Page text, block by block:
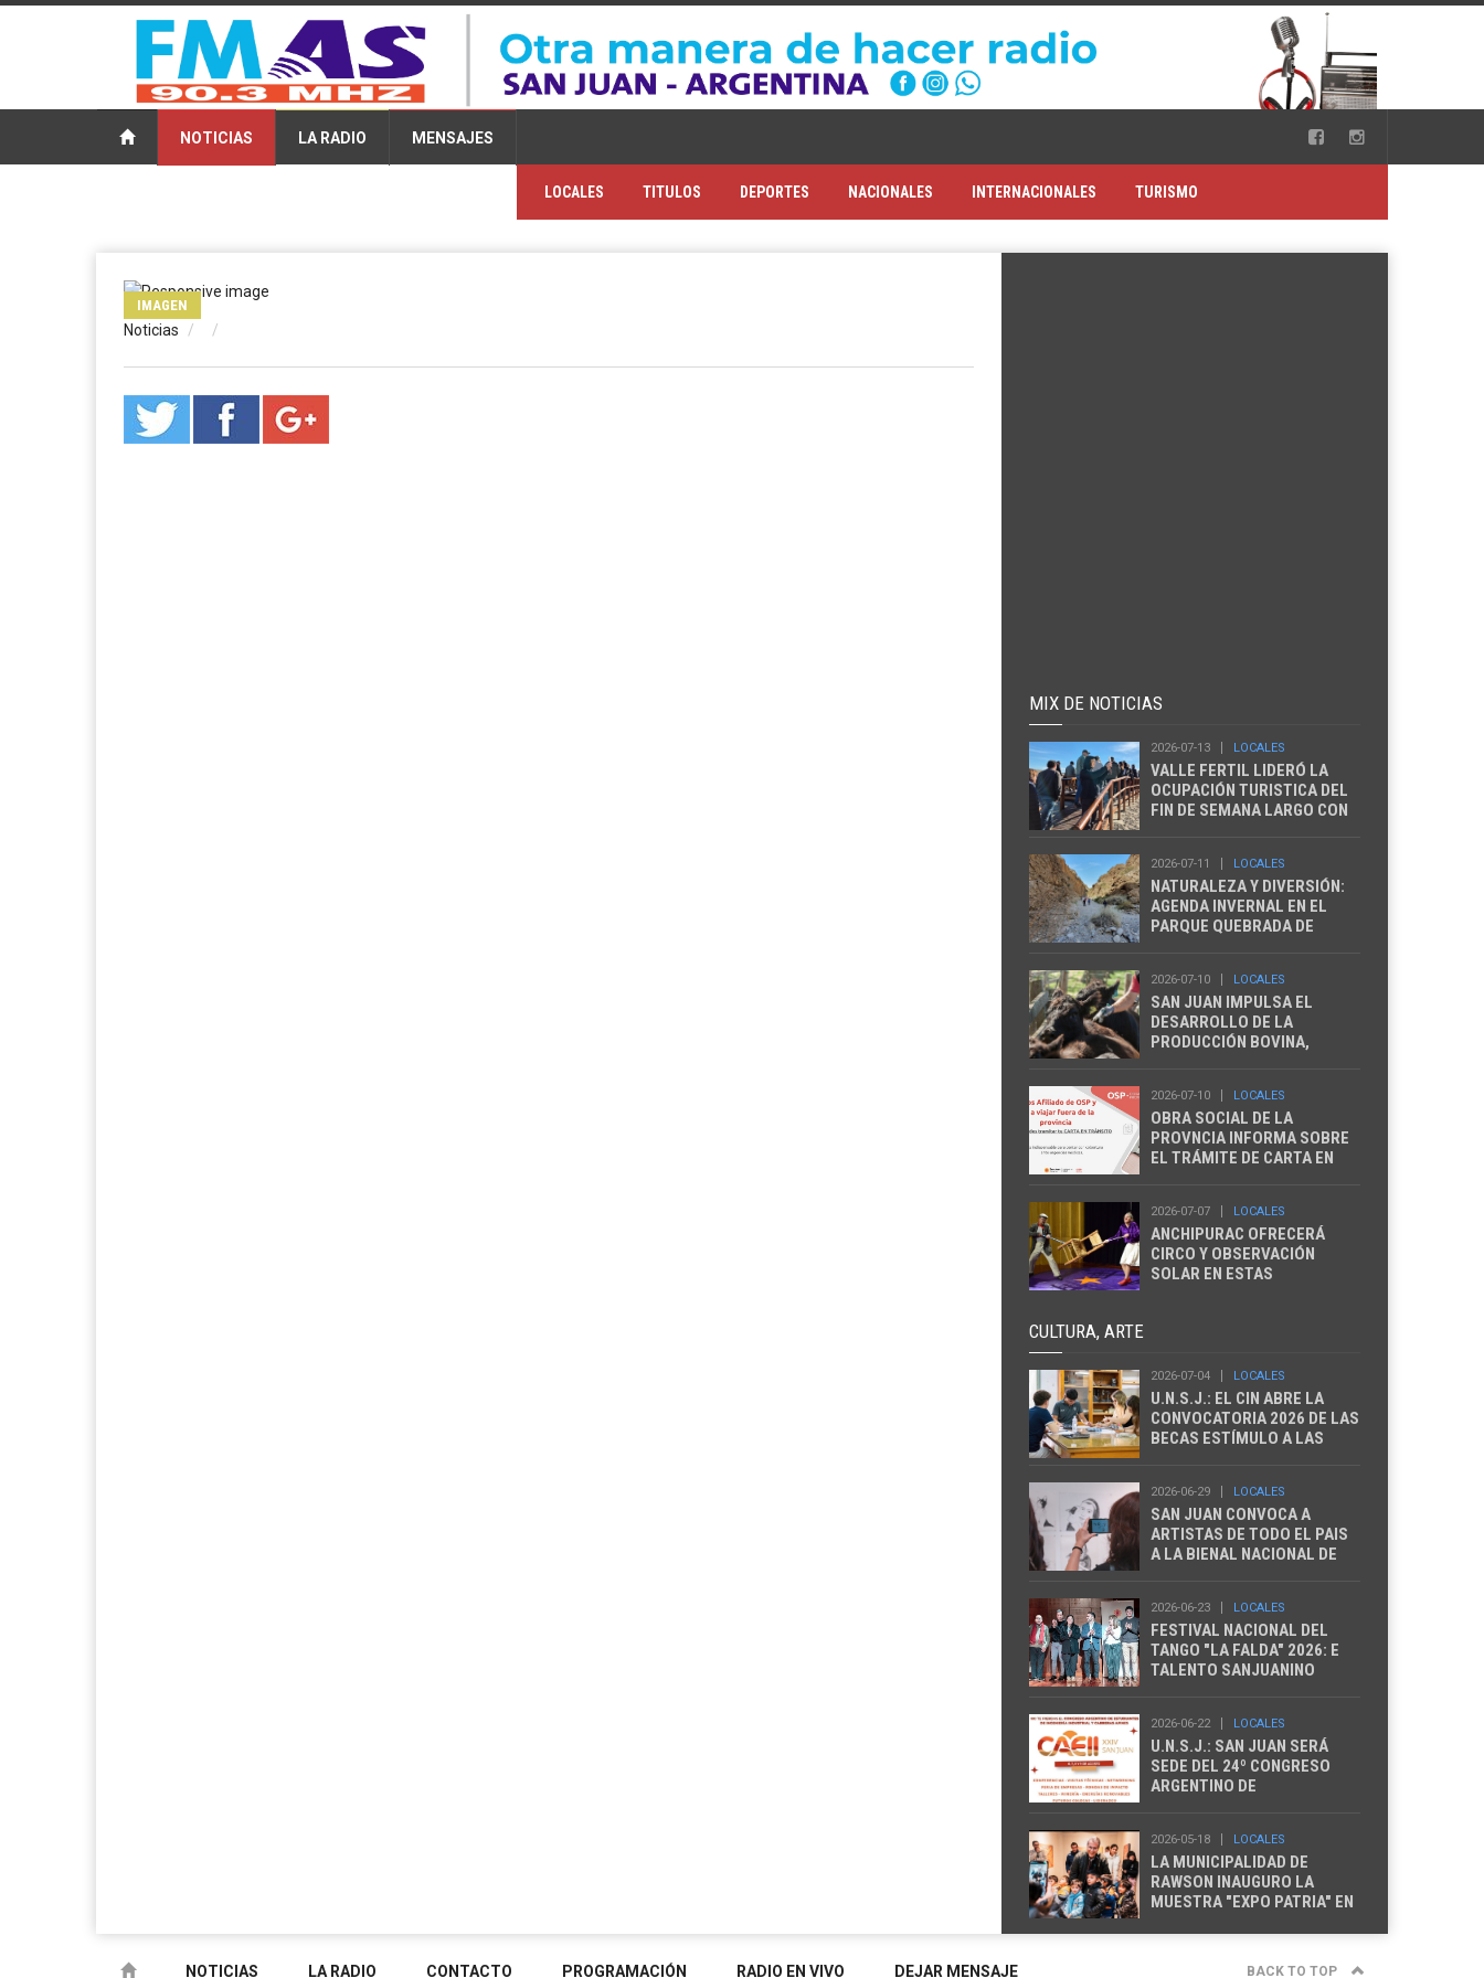
NOTICIAS LA RADIO MENSAJES
LOCALES TITULOS DEPORTES NACIONALES INTERNACIONALES TURISMO
IMAGEN
Noticias
MIX DE NOTICIAS
2026-07-13 LOCALES
VALLE FERTIL LIDERÓ LA
OCUPACIÓN TURISTICA DEL
FIN DE SEMANA LARGO CON
2026-07-11 LOCALES
NATURALEZA Y DIVERSIÓN:
AGENDA INVERNAL EN EL
PARQUE QUEBRADA DE
2026-07-10 LOCALES
SAN JUAN IMPULSA EL
DESARROLLO DE LA
PRODUCCIÓN BOVINA,
2026-07-10 LOCALES
OBRA SOCIAL DE LA
PROVNCIA INFORMA SOBRE
EL TRÁMITE DE CARTA EN
2026-07-07 LOCALES
ANCHIPURAC OFRECERÁ
CIRCO Y OBSERVACIÓN
SOLAR EN ESTAS
CULTURA, ARTE
2026-07-04 LOCALES
U.N.S.J.: EL CIN ABRE LA
CONVOCATORIA 2026 DE LAS
BECAS ESTÍMULO A LAS
2026-06-29 LOCALES
SAN JUAN CONVOCA A
ARTISTAS DE TODO EL PAIS
A LA BIENAL NACIONAL DE
2026-06-23 LOCALES
FESTIVAL NACIONAL DEL
TANGO "LA FALDA" 2026: E
TALENTO SANJUANINO
2026-06-22 LOCALES
U.N.S.J.: SAN JUAN SERÁ
SEDE DEL 24º CONGRESO
ARGENTINO DE
2026-05-18 LOCALES
LA MUNICIPALIDAD DE
RAWSON INAUGURO LA
MUESTRA "EXPO PATRIA" EN
NOTICIAS LA RADIO CONTACTO PROGRAMACIÓN RADIO EN VIVO DEJAR MENSAJE BACK TO TOP